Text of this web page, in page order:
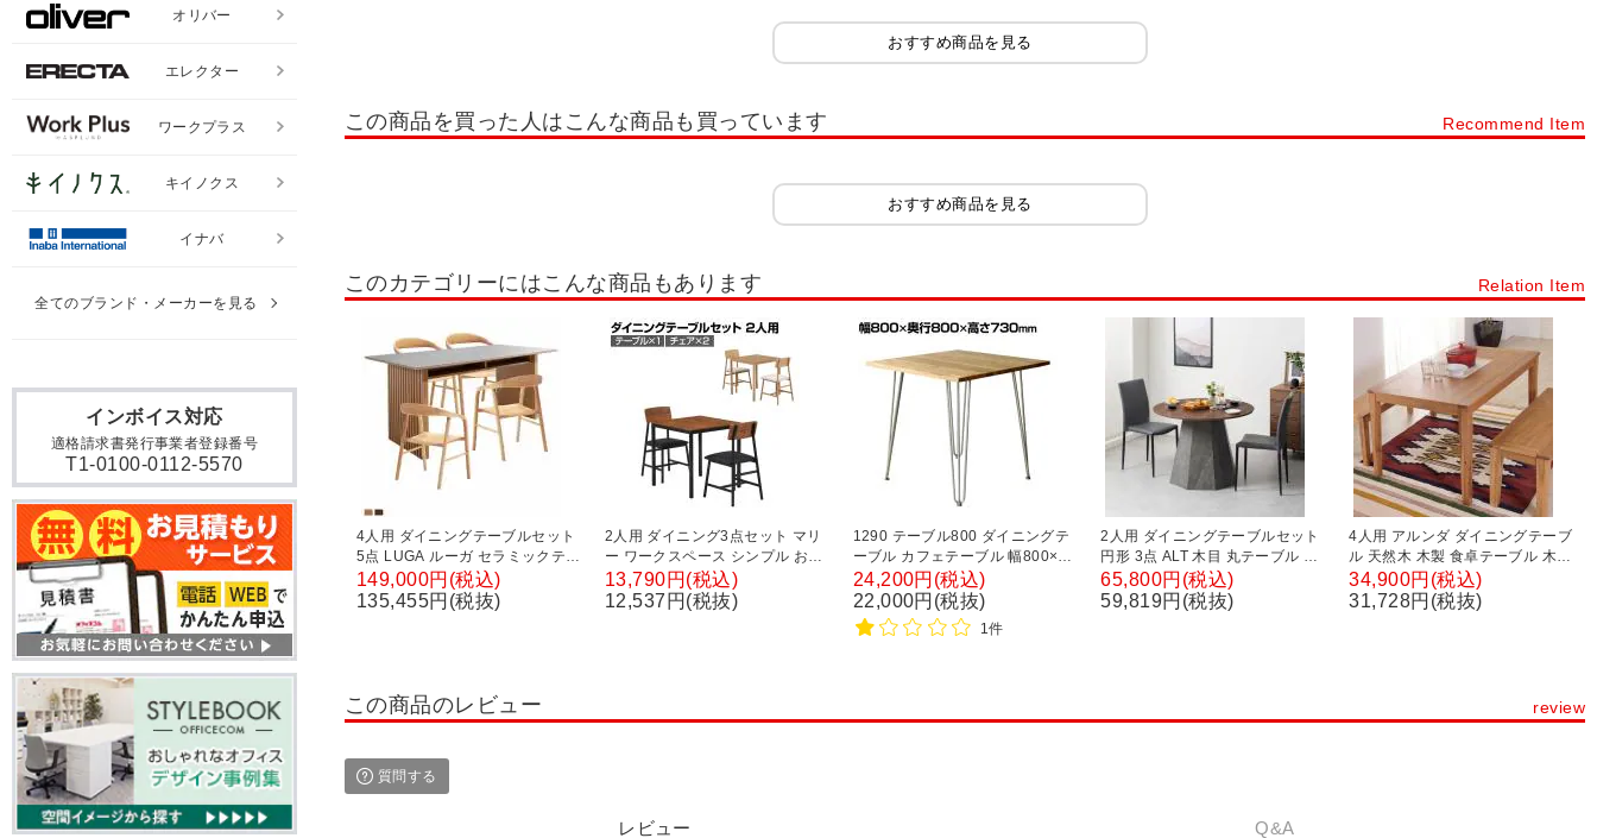
おすすめ商品を見る
この商品を買った人はこんな商品も買っています Recommend Item
おすすめ商品を見る
このカテゴリーにはこんな商品もあります Relation Item
4人用 ダイニングテーブルセット
5点 LUGA ルーガ セラミックテー
ブル 木製 ダイニングチェア 肘付
き 板座 和モダン (幅1650mm 食
149,000円(税込)
135,455円(税抜)
2人用 ダイニング3点セット マリ
ー ワークスペース シンプル お洒
落 天板:リアルな木目PVC お手入
れ簡単 テーブル×1 チェア×2
13,790円(税込)
12,537円(税抜)
1290 テーブル800 ダイニングテ
ーブル カフェテーブル 幅800×奥
行800×高さ730mm
24,200円(税込)
22,000円(税抜)
1件
2人用 ダイニングテーブルセット
円形 3点 ALT 木目 丸テーブル ダ
イニングチェア スタッキング ダ
イニングセット 幅1000mm 食卓
65,800円(税込)
59,819円(税抜)
4人用 アルンダ ダイニングテーブ
ル 天然木 木製 食卓テーブル 木製
ヴィンテージ ナチュラル シンプ
ル カジュアル 幅1200×奥行800×
34,900円(税込)
31,728円(税抜)
この商品のレビュー review
質問する
レビュー Q&A
インボイス対応
適格請求書発行事業者登録番号
T1-0100-0112-5570
オリバー
エレクター
ワークプラス
キイノクス
イナバ
全てのブランド・メーカーを見る